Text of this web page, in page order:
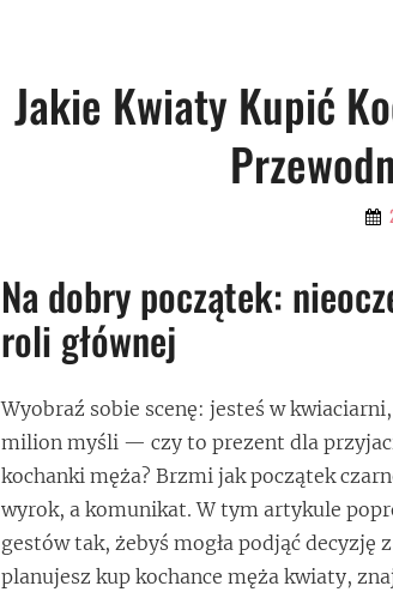
Jakie Kwiaty Kupić
By
Na dobry początek:
roli głównej
Wyobraź sobie scenę: jesteś w
milion myśli — czy to prezent dla
kochanki męża? Brzmi jak początek
wyrok, a komunikat. W tym artykule
gestów tak, żebyś mogła podjąć
planujesz kup kochance męża kwiaty,
Nawigacja
wpisu